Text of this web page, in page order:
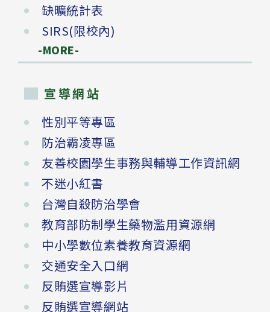
缺曠統計表
SIRS(限校內)
-MORE-
宣導網站
性別平等專區
防治霸凌專區
友善校園學生事務與輔導工作資訊網
不迷小紅書
台灣自殺防治學會
教育部防制學生藥物濫用資源網
中小學數位素養教育資源網
交通安全入口網
反賄選宣導影片
反賄選宣導網站